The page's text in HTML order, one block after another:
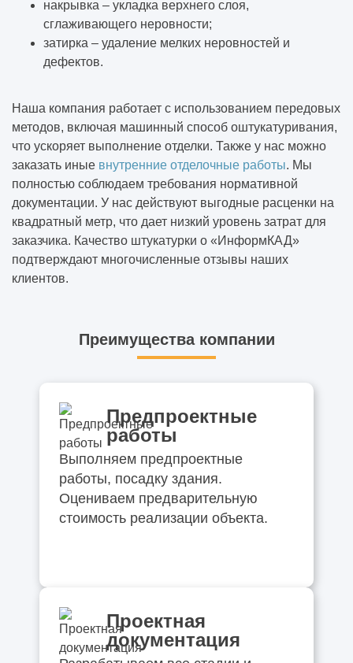
накрывка – укладка верхнего слоя,
сглаживающего неровности;
затирка – удаление мелких неровностей и
дефектов.
Наша компания работает с использованием передовых
методов, включая машинный способ оштукатуривания,
что ускоряет выполнение отделки. Также у нас можно
заказать иные внутренние отделочные работы. Мы
полностью соблюдаем требования нормативной
документации. У нас действуют выгодные расценки на
квадратный метр, что дает низкий уровень затрат для
заказчика. Качество штукатурки о «ИнформКАД»
подтверждают многочисленные отзывы наших
клиентов.
Преимущества компании
Предпроектные
работы
Выполняем предпроектные
работы, посадку здания.
Оцениваем предварительную
стоимость реализации объекта.
Проектная
документация